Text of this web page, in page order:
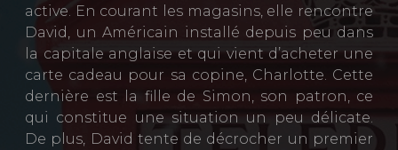
active. En courant les magasins, elle rencontre
David, un Américain installé depuis peu dans
la capitale anglaise et qui vient d’acheter une
carte cadeau pour sa copine, Charlotte. Cette
dernière est la fille de Simon, son patron, ce
qui constitue une situation un peu délicate.
De plus, David tente de décrocher un premier